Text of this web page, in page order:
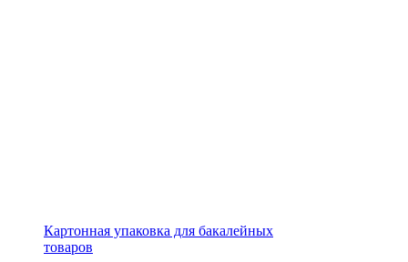
Картонная упаковка для бакалейных
товаров